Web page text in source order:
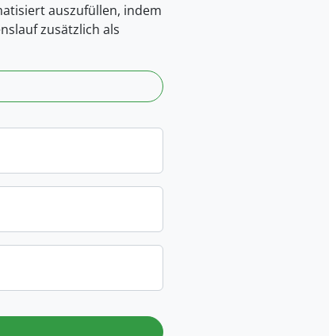
auszufüllen, indem
zusätzlich als